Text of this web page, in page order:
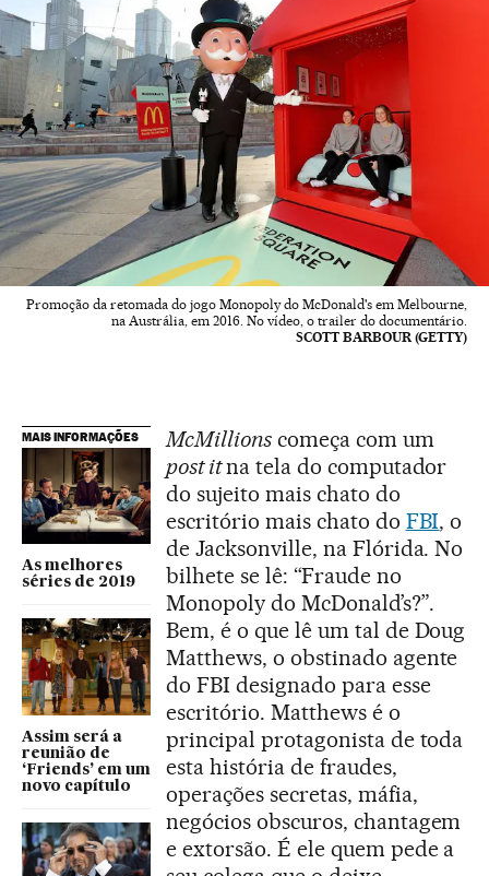
Promoção da retomada do jogo Monopoly do McDonald's em Melbourne,
na Austrália, em 2016. No vídeo, o trailer do documentário.
SCOTT BARBOUR (GETTY)
MAIS INFORMAÇÕES
As melhores
séries de 2019
Assim será a
reunião de
‘Friends’ em um
novo capítulo
McMillionscomeça com um
post itna tela do computador
do sujeito mais chato do
escritório mais chato do FBI, o
de Jacksonville, na Flórida. No
bilhete se lê: “Fraude no
Monopoly do McDonald’s?”.
Bem, é o que lê um tal de Doug
Matthews, o obstinado agente
do FBI designado para esse
escritório. Matthews é o
principal protagonista de toda
esta história de fraudes,
operações secretas, máfia,
negócios obscuros, chantagem
e extorsão. É ele quem pede a